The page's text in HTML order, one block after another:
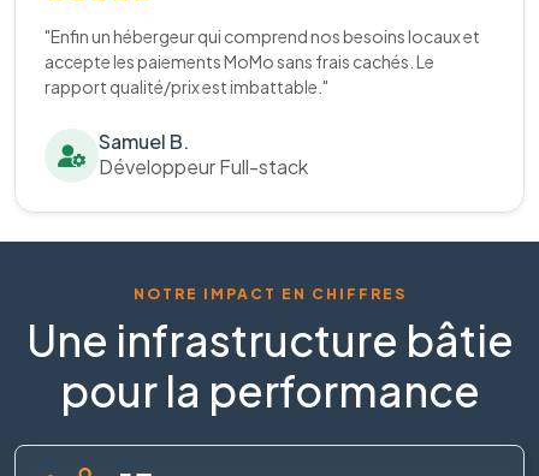
"Enfin un hébergeur qui comprend nos besoins locaux et
accepte les paiements MoMo sans frais cachés. Le
rapport qualité/prix est imbattable."
Samuel B.
Développeur Full-stack
NOTRE IMPACT EN CHIFFRES
Une infrastructure bâtie
pour la performance